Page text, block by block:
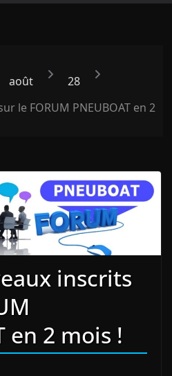
août
28
le FORUM PNEUBOAT en 2
inscrits
en 2 mois !